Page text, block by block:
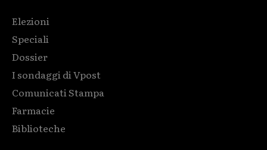
Elezioni
Speciali
Dossier
I sondaggi di Vpost
Comunicati Stampa
Farmacie
Biblioteche